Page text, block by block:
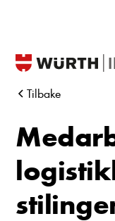
Tilbake